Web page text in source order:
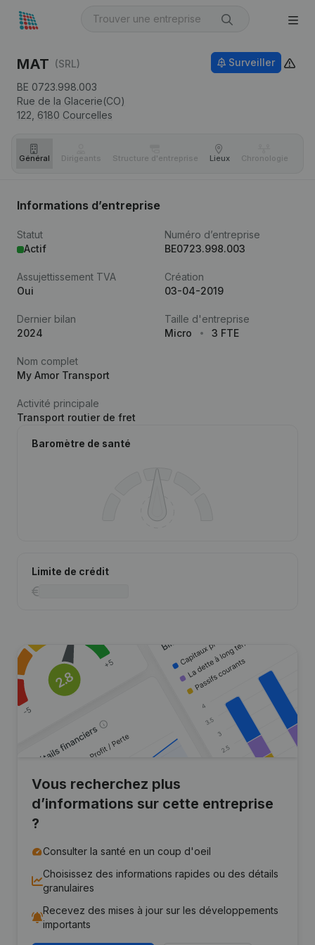
MAT (SRL)
BE 0723.998.003
Rue de la Glacerie(CO)
122, 6180 Courcelles
Surveiller
Général Dirigeants Structure d'entreprise Lieux Chronologie
Informations d’entreprise
Statut
Actif
Numéro d’entreprise
BE0723.998.003
Assujettissement TVA
Oui
Création
03-04-2019
Dernier bilan
2024
Taille d'entreprise
Micro
3 FTE
Nom complet
My Amor Transport
Activité principale
Transport routier de fret
Baromètre de santé
Limite de crédit
Vous recherchez plus
d’informations sur cette entreprise
?
Consulter la santé en un coup d'oeil
Choisissez des informations rapides ou des détails
granulaires
Recevez des mises à jour sur les développements
importants